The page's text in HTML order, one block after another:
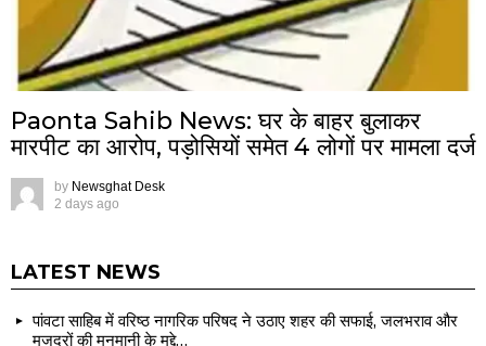
Paonta Sahib News: घर के बाहर बुलाकर
मारपीट का आरोप, पड़ोसियों समेत 4 लोगों पर मामला दर्ज
by Newsghat Desk
2 days ago
LATEST NEWS
पांवटा साहिब में वरिष्ठ नागरिक परिषद ने उठाए शहर की सफाई, जलभराव और
मजदूरों की मनमानी के मुद्दे…